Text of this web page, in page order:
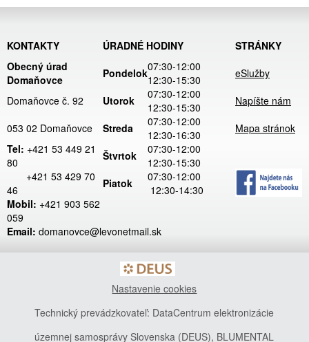
KONTAKTY ÚRADNÉ HODINY
STRÁNKY
Obecný úrad
Domaňovce
Pondelok07:30-12:00
12:30-15:30
eSlužby
Domaňovce č. 92
Utorok
07:30-12:00
12:30-15:30
Napíšte nám
053 02 Domaňovce
Streda
07:30-12:00
12:30-16:30
Mapa stránok
Tel: +421 53 449 21
80
Štvrtok
07:30-12:00
12:30-15:30
+421 53 429 70
46
Piatok
07:30-12:00
12:30-14:30
Mobil: +421 903 562
059
Email: domanovce@levonetmail.sk
Nastavenie cookies
Technický prevádzkovateľ: DataCentrum elektronizácie
územnej samosprávy Slovenska (DEUS), BLUMENTAL